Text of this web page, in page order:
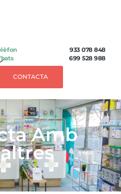
933 078 848
699 528 988
CONTACTA
Amb